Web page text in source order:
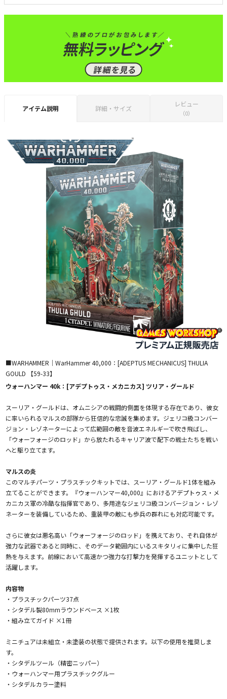
アイテム説明 詳細・サイズ
レビュー
（0）
■WARHAMMER｜WarHammer 40,000：[ADEPTUS MECHANICUS] THULIA
GOULD 【59-33】
ウォーハンマー 40k：[アデプトゥス・メカニカス] ツリア・グールド
スーリア・グールドは、オムニシアの戦闘的側面を体現する存在であり、彼女
に率いられるマルスの部隊から狂信的な忠誠を集めます。ジェリコ級コンバー
ジョン・レゾネーターによって広範囲の敵を音波エネルギーで吹き飛ばし、
「ウォーフォージのロッド」から放たれるキャリア波で配下の戦士たちを戦い
へと駆り立てます。
マルスの炎
このマルチパーツ・プラスチックキットでは、スーリア・グールド1体を組み
立てることができます。『ウォーハンマー40,000』におけるアデプトゥス・メ
カニカス軍の冷酷な指揮官であり、多用途なジェリコ級コンバージョン・レゾ
ネーターを装備しているため、重装甲の敵にも歩兵の群れにも対応可能です。
さらに彼女は悪名高い「ウォーフォージのロッド」を携えており、それ自体が
強力な武器であると同時に、そのデータ範囲内にいるスキタリィに集中した狂
熱を与えます。前線において高速かつ強力な打撃力を発揮するユニットとして
活躍します。
内容物
・プラスチックパーツ37点
・シタデル製80mmラウンドベース ×1枚
・組み立てガイド ×1冊
ミニチュアは未組立・未塗装の状態で提供されます。以下の使用を推奨しま
す。
・シタデルツール（精密ニッパー）
・ウォーハンマー用プラスチックグルー
・シタデルカラー塗料